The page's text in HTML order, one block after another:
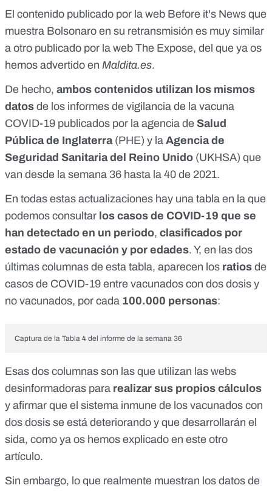
El contenido publicado por la web Before it's News que
muestra Bolsonaro en su retransmisión es muy similar
a otro publicado por la web The Expose, del que ya os
hemos advertido en Maldita.es.
De hecho, ambos contenidos utilizan los mismos
datos de los informes de vigilancia de la vacuna
COVID-19 publicados por la agencia de Salud
Pública de Inglaterra(PHE) y la Agencia de
Seguridad Sanitaria del Reino Unido (UKHSA) que
van desde la semana 36 hasta la 40 de 2021.
En todas estas actualizaciones hay una tabla en la que
podemos consultar los casos de COVID-19 que se
han detectado en un periodo, clasificados por
estado de vacunación y por edades. Y, en las dos
últimas columnas de esta tabla, aparecen los ratios de
casos de COVID-19 entre vacunados con dos dosis y
no vacunados, por cada 100.000 personas:
Captura de la Tabla 4 del informe de la semana 36
Esas dos columnas son las que utilizan las webs
desinformadoras para realizar sus propios cálculos
y afirmar que el sistema inmune de los vacunados con
dos dosis se está deteriorando y que desarrollarán el
sida, como ya os hemos explicado en este otro
artículo.
Sin embargo, lo que realmente muestran los datos de